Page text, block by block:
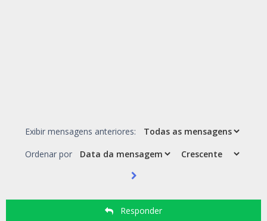
Exibir mensagens anteriores:
Ordenar por
Responder